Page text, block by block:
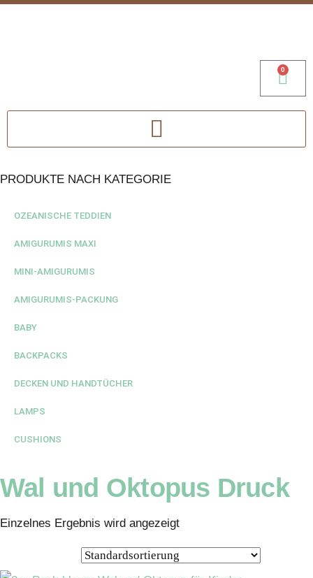
0
PRODUKTE NACH KATEGORIE
OZEANISCHE TEDDIEN
AMIGURUMIS MAXI
MINI-AMIGURUMIS
AMIGURUMIS-PACKUNG
BABY
BACKPACKS
DECKEN UND HANDTÜCHER
LAMPS
CUSHIONS
Wal und Oktopus Druck
Einzelnes Ergebnis wird angezeigt